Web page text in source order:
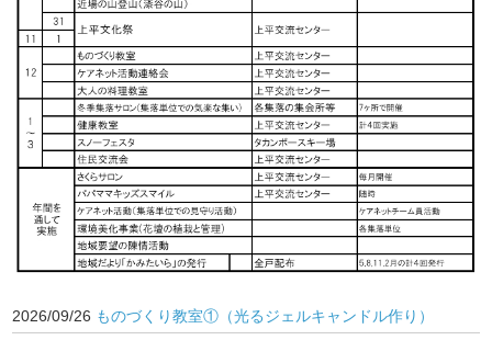
2026/09/26 ものづくり教室①（光るジェルキャンドル作り）